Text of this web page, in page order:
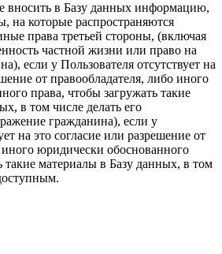
вносить в Базу данных информацию,
на которые распространяются
права третьей стороны, (включая
частной жизни или право на
если у Пользователя отсутствует на
от правообладателя, либо иного
права, чтобы загружать такие
в том числе делать его
гражданина), если у
на это согласие или разрешение от
иного юридически обоснованного
такие материалы в Базу данных, в том